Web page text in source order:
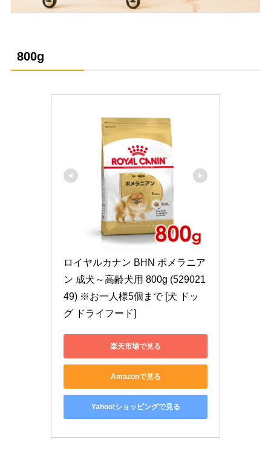
800g
ロイヤルカナン BHN ポメラニア
ン 成犬～高齢犬用 800g (529021
49) ※お一人様5個まで [犬 ドッ
グ ドライフード]
楽天市場で見る
Amazonで見る
Yahoo!ショッピングで見る